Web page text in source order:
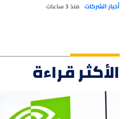
أخبار الشركات منذ 3 ساعات
الأكثر قراءة